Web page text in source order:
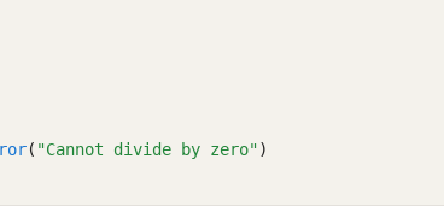
( "Cannot divide by zero")